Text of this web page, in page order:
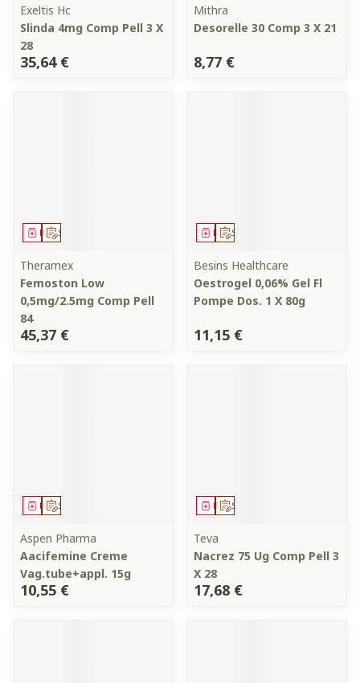
Exeltis Hc
Slinda 4mg Comp Pell 3 X
28
35,64 €
Mithra
Desorelle 30 Comp 3 X 21
8,77 €
Sur prescription
Médicament
Theramex
Femoston Low
0,5mg/2.5mg Comp Pell
84
45,37 €
Sur prescription
Médicament
Besins Healthcare
Oestrogel 0,06% Gel Fl
Pompe Dos. 1 X 80g
11,15 €
Sur prescription
Médicament
Aspen Pharma
Aacifemine Creme
Vag.tube+appl. 15g
10,55 €
Sur prescription
Médicament
Teva
Nacrez 75 Ug Comp Pell 3
X 28
17,68 €